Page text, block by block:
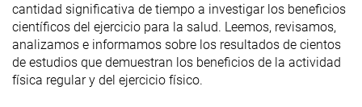
cantidad significativa de tiempo a investigar los beneficios
científicos del ejercicio para la salud. Leemos, revisamos,
analizamos e informamos sobre los resultados de cientos
de estudios que demuestran los beneficios de la actividad
física regular y del ejercicio físico.